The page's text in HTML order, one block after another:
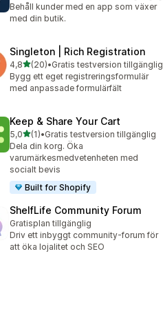
Behåll kunder med en app som växer
med din butik.
Singleton | Rich Registration
4,8av 5 stjärnor
(20)
20 recensioner totalt
•Gratis testversion tillgänglig
Bygg ett eget registreringsformulär
med anpassade formulärfält
Keep & Share Your Cart
5,0av 5 stjärnor
(1)
1 recensioner totalt
•Gratis testversion tillgänglig
Dela din korg. Öka
varumärkesmedvetenheten med
socialt bevis
Built for Shopify
ShelfLife Community Forum
Gratisplan tillgänglig
Driv ett inbyggt community-forum för
att öka lojalitet och SEO